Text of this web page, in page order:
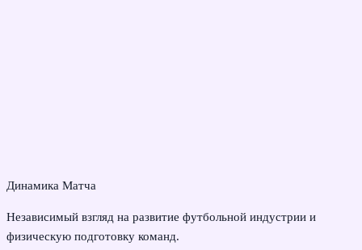
Динамика Матча
Независимый взгляд на развитие футбольной индустрии и
физическую подготовку команд.